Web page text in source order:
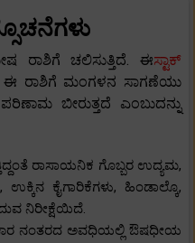
ರಾಶಿಗೆ ಚಲಿಸುತ್ತಿದೆ. ಈಸ್ಟಾಕ್
ರಾಶಿಗೆ ಮಂಗಳನ ಸಾಗಣೆಯು
ಬೀರುತ್ತದೆ ಎಂಬುದನ್ನು
ರಾಸಾಯನಿಕ ಗೊಬ್ಬರ ಉದ್ಯಮ,
ಕೈಗಾರಿಕೆಗಳು, ಹಿಂಡಾಲ್ಕೊ,
ನಿರೀಕ್ಷೆಯಿದೆ.
ನಂತರದ ಅವಧಿಯಲ್ಲಿ ಔಷಧೀಯ